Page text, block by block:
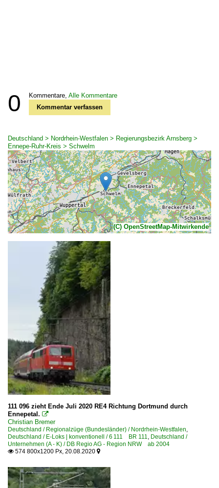
0 Kommentare, Alle Kommentare
Kommentar verfassen
Deutschland > Nordrhein-Westfalen > Regierungsbezirk Arnsberg >
Ennepe-Ruhr-Kreis > Schwelm
(C) OpenStreetMap-Mitwirkende
111 096 zieht Ende Juli 2020 RE4 Richtung Dortmund durch
Ennepetal. 
Christian Bremer
Deutschland / Regionalzüge (Bundesländer) / Nordrhein-Westfalen,
Deutschland / E-Loks | konventionell / 6 111 BR 111, Deutschland /
Unternehmen (A - K) / DB Regio AG - Region NRW ab 2004
 574 800x1200 Px, 20.08.2020 